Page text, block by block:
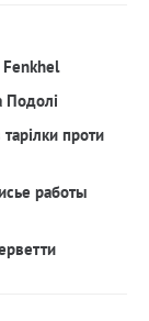
Fenkhel
Подолі
проти
работы